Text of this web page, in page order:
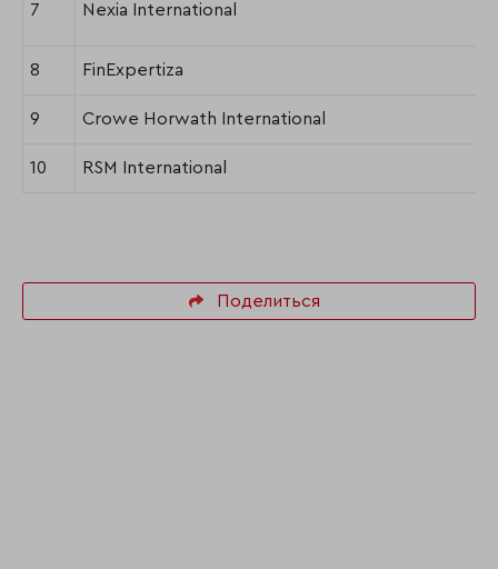
7 Nexia International
8 FinExpertiza
9 Crowe Horwath International
10 RSM International
Поделиться